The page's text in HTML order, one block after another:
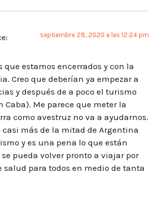
septiembre 28, 2020 a las 12:24 pm
que estamos encerrados y con la
Creo que deberían ya empezar a
y después de a poco el turismo
Caba). Me parece que meter la
como avestruz no va a ayudarnos.
casi más de la mitad de Argentina
y es una pena lo que están
pueda volver pronto a viajar por
salud para todos en medio de tanta